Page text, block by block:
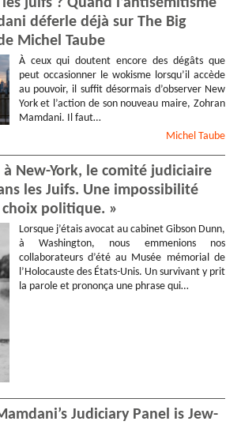
les juifs ? Quand l’antisémitisme
déferle déjà sur The Big
Michel Taube
À ceux qui doutent encore des dégâts que
peut occasionner le wokisme lorsqu’il accède
au pouvoir, il suffit désormais d’observer New
York et l’action de son nouveau maire, Zohran
Mamdani. Il faut…
Michel Taube
New-York, le comité judiciaire
les Juifs. Une impossibilité
politique. »
Lorsque j’étais avocat au cabinet Gibson Dunn,
à Washington, nous emmenions nos
collaborateurs d’été au Musée mémorial de
l’Holocauste des États-Unis. Un survivant y prit
la parole et prononça une phrase qui…
Judiciary Panel is Jew-